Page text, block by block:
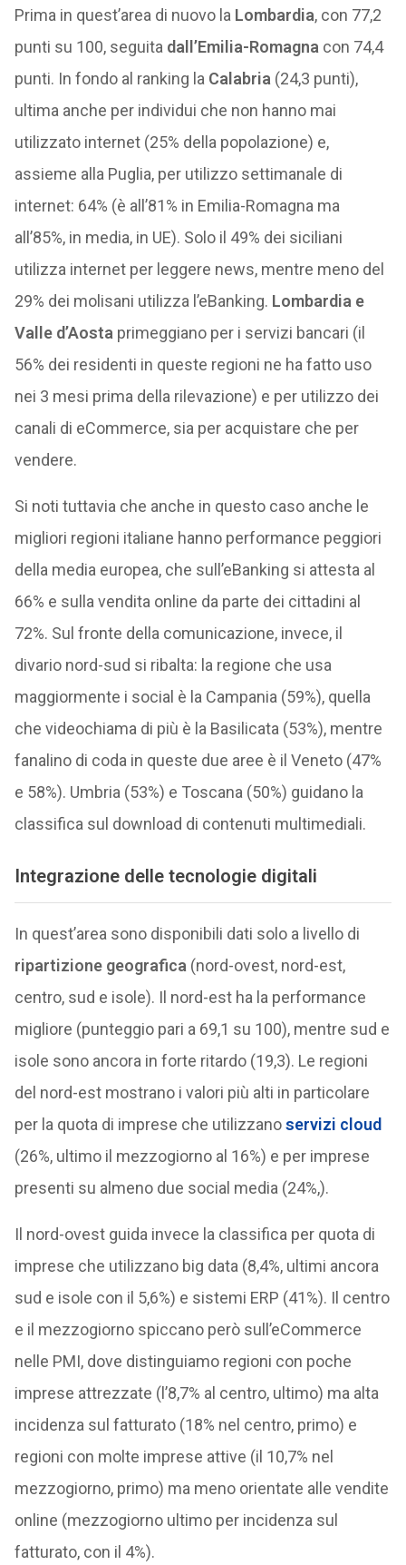
Prima in quest’area di nuovo la Lombardia, con 77,2
punti su 100, seguita dall’Emilia-Romagna con 74,4
punti. In fondo al ranking la Calabria (24,3 punti),
ultima anche per individui che non hanno mai
utilizzato internet (25% della popolazione) e,
assieme alla Puglia, per utilizzo settimanale di
internet: 64% (è all’81% in Emilia-Romagna ma
all’85%, in media, in UE). Solo il 49% dei siciliani
utilizza internet per leggere news, mentre meno del
29% dei molisani utilizza l’eBanking. Lombardia e
Valle d’Aosta primeggiano per i servizi bancari (il
56% dei residenti in queste regioni ne ha fatto uso
nei 3 mesi prima della rilevazione) e per utilizzo dei
canali di eCommerce, sia per acquistare che per
vendere.
Si noti tuttavia che anche in questo caso anche le
migliori regioni italiane hanno performance peggiori
della media europea, che sull’eBanking si attesta al
66% e sulla vendita online da parte dei cittadini al
72%. Sul fronte della comunicazione, invece, il
divario nord-sud si ribalta: la regione che usa
maggiormente i social è la Campania (59%), quella
che videochiama di più è la Basilicata (53%), mentre
fanalino di coda in queste due aree è il Veneto (47%
e 58%). Umbria (53%) e Toscana (50%) guidano la
classifica sul download di contenuti multimediali.
Integrazione delle tecnologie digitali
In quest’area sono disponibili dati solo a livello di
ripartizione geografica(nord-ovest, nord-est,
centro, sud e isole). Il nord-est ha la performance
migliore (punteggio pari a 69,1 su 100), mentre sud e
isole sono ancora in forte ritardo (19,3). Le regioni
del nord-est mostrano i valori più alti in particolare
per la quota di imprese che utilizzanoservizi cloud
(26%, ultimo il mezzogiorno al 16%) e per imprese
presenti su almeno due social media (24%,).
Il nord-ovest guida invece la classifica per quota di
imprese che utilizzano big data (8,4%, ultimi ancora
sud e isole con il 5,6%) e sistemi ERP (41%). Il centro
e il mezzogiorno spiccano però sull’eCommerce
nelle PMI, dove distinguiamo regioni con poche
imprese attrezzate (l’8,7% al centro, ultimo) ma alta
incidenza sul fatturato (18% nel centro, primo) e
regioni con molte imprese attive (il 10,7% nel
mezzogiorno, primo) ma meno orientate alle vendite
online (mezzogiorno ultimo per incidenza sul
fatturato, con il 4%).